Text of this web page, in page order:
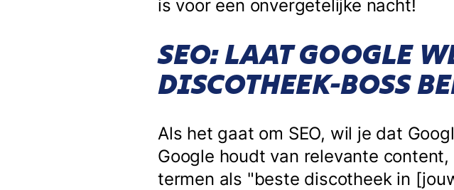
is voor een onvergetelijke nacht!
SEO: LAAT GOOGLE
DISCOTHEEK-BOSS
Als het gaat om SEO, wil je dat
Google houdt van relevante
termen als "beste discotheek in